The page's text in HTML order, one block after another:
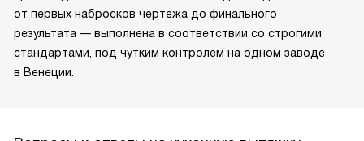
от первых набросков чертежа до финального
результата — выполнена в соответствии со строгими
стандартами, под чутким контролем на одном заводе
в Венеции.